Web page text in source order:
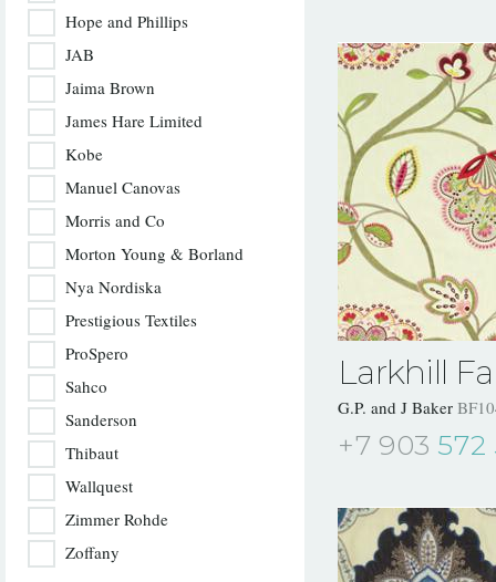
Hope and Phillips
JAB
Jaima Brown
James Hare Limited
Kobe
Manuel Canovas
Morris and Co
Morton Young & Borland
Nya Nordiska
Prestigious Textiles
ProSpero
Sahco
Sanderson
Thibaut
Wallquest
Zimmer Rohde
Zoffany
Larkhill
G.P. and J Baker
+7 903 572